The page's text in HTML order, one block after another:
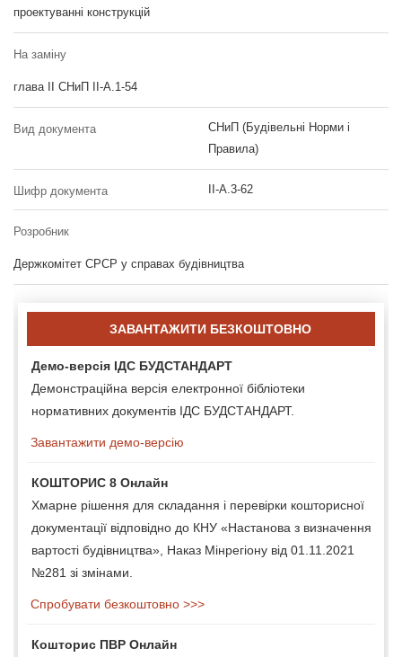
проектуванні конструкцій
На заміну
глава II СНиП II-А.1-54
Вид документа
СНиП (Будівельні Норми і
Правила)
Шифр документа II-А.3-62
Розробник
Держкомітет СРСР у справах будівництва
ЗАВАНТАЖИТИ БЕЗКОШТОВНО
Демо-версія ІДС БУДСТАНДАРТ
Демонстраційна версія електронної бібліотеки
нормативних документів ІДС БУДСТАНДАРТ.
Завантажити демо-версію
КОШТОРИС 8 Онлайн
Хмарне рішення для складання і перевірки кошторисної
документації відповідно до КНУ «Настанова з визначення
вартості будівництва», Наказ Мінрегіону від 01.11.2021
№281 зі змінами.
Спробувати безкоштовно >>>
Кошторис ПВР Онлайн